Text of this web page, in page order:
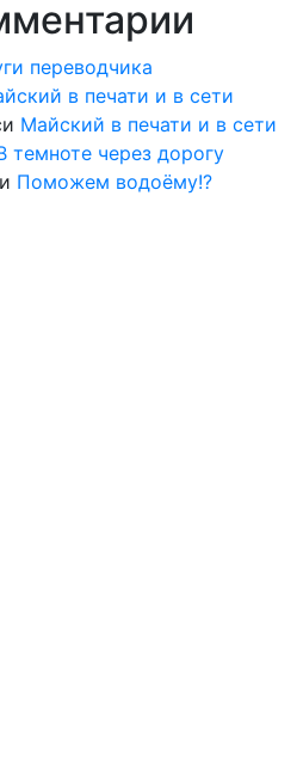
переводчика
в печати и в сети
Майский в печати и в сети
темноте через дорогу
Поможем водоёму!?